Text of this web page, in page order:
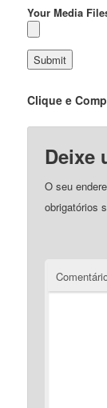
Your Media
Clique e
Deixe
O seu
obrigatórios